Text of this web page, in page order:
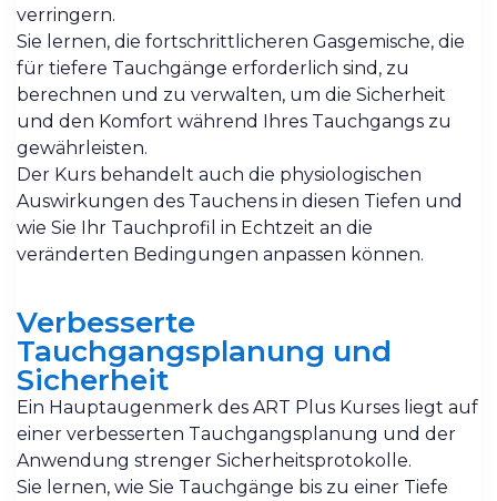
verringern.
Sie lernen, die fortschrittlicheren Gasgemische, die
für tiefere Tauchgänge erforderlich sind, zu
berechnen und zu verwalten, um die Sicherheit
und den Komfort während Ihres Tauchgangs zu
gewährleisten.
Der Kurs behandelt auch die physiologischen
Auswirkungen des Tauchens in diesen Tiefen und
wie Sie Ihr Tauchprofil in Echtzeit an die
veränderten Bedingungen anpassen können.
Verbesserte
Tauchgangsplanung und
Sicherheit
Ein Hauptaugenmerk des ART Plus Kurses liegt auf
einer verbesserten Tauchgangsplanung und der
Anwendung strenger Sicherheitsprotokolle.
Sie lernen, wie Sie Tauchgänge bis zu einer Tiefe